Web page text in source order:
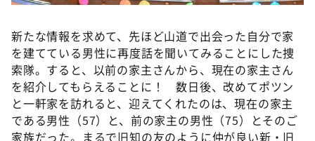
新たな情報を求めて、先ほど山道で出会った自分で家
を建てている男性に再度話を聞いてみることにした捜
索隊。すると、以前の家主さんから、現在の家主さん
を紹介してもらえることに！ 数日後、改めてポツン
と一軒家を訪れると、迎えてくれたのは、現在の家主
である男性（57）と、前の家主の男性（75）とそのご
家族だった。まるで旧知の友のように仲が良い新・旧